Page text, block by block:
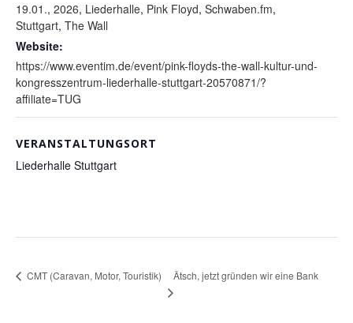
19.01., 2026, Liederhalle, Pink Floyd, Schwaben.fm,
Stuttgart, The Wall
Website:
https://www.eventim.de/event/pink-floyds-the-wall-kultur-und-
kongresszentrum-liederhalle-stuttgart-20570871/?
affiliate=TUG
VERANSTALTUNGSORT
Liederhalle Stuttgart
CMT (Caravan, Motor, Touristik) Ätsch, jetzt gründen wir eine Bank